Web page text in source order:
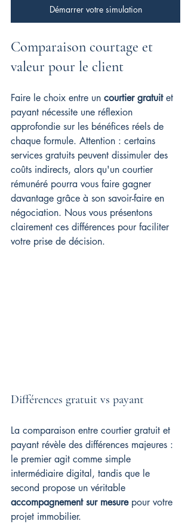
Démarrer votre simulation
Comparaison courtage et
valeur pour le client
Faire le choix entre un courtier gratuit et
payant nécessite une réflexion
approfondie sur les bénéfices réels de
chaque formule. Attention : certains
services gratuits peuvent dissimuler des
coûts indirects, alors qu'un courtier
rémunéré pourra vous faire gagner
davantage grâce à son savoir-faire en
négociation. Nous vous présentons
clairement ces différences pour faciliter
votre prise de décision.
Différences gratuit vs payant
La comparaison entre courtier gratuit et
payant révèle des différences majeures :
le premier agit comme simple
intermédiaire digital, tandis que le
second propose un véritable
accompagnement sur mesure pour votre
projet immobilier.